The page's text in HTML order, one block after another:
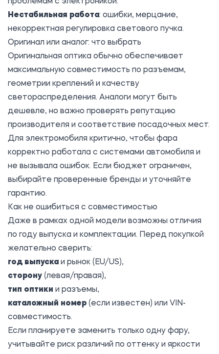
Нестабильная работа: ошибки, мерцание,
некорректная регулировка светового пучка.
Оригинал или аналог: что выбрать
Оригинальная оптика обычно обеспечивает
максимальную совместимость по разъемам,
геометрии креплений и качеству
светораспределения. Аналоги могут быть
дешевле, но важно проверять репутацию
производителя и соответствие посадочных мест.
Для электромобиля критично, чтобы фара
корректно работала с системами автомобиля и
не вызывала ошибок. Если бюджет ограничен,
выбирайте проверенные бренды и уточняйте
гарантию.
Как не ошибиться с совместимостью
Даже в рамках одной модели возможны отличия
по году выпуска и комплектации. Перед покупкой
желательно сверить:
год выпуска и рынок (EU/US),
сторону (левая/правая),
тип оптики и разъемы,
каталожный номер (если известен) или VIN-
совместимость.
Если планируете заменить только одну фару,
учитывайте риск различий по оттенку и яркости